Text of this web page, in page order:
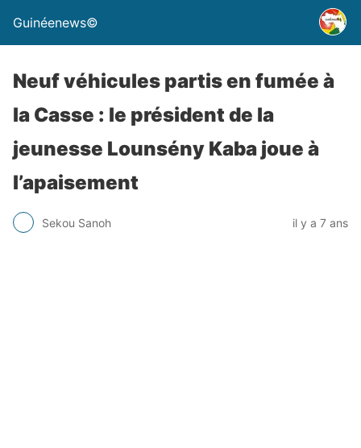
Guinéenews©
Neuf véhicules partis en fumée à
la Casse : le président de la
jeunesse Lounsény Kaba joue à
l’apaisement
Sekou Sanoh il y a 7 ans